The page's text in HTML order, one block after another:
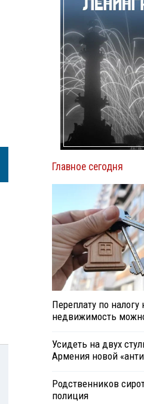
Главное сегодня
Переплату по налогу
недвижимость
Усидеть на двух
Армения новой
Родственников
полиция